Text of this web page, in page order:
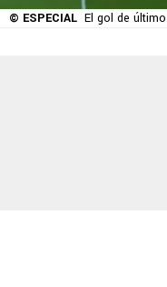
© ESPECIAL El gol de